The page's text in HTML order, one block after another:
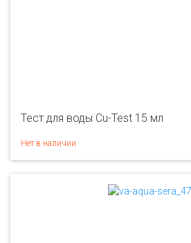
Тест для воды Cu-Test 15 мл
Нет в наличии